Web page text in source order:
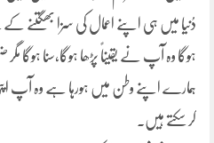
دُنیا میں ہی اپنے اعمال کی سزا بھگتنے کے
ہوگا وہ آپ نے یقیناً پڑھا ہوگا،سنا ہوگا
ہمارے اپنے وطن میں ہورہا ہے وہ آپ
کر سکتے ہیں۔